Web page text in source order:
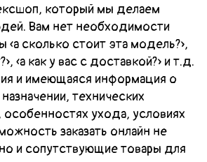
который мы делаем
Вам нет необходимости
«а сколько стоит эта модель?»,
«а как у вас с доставкой?» и т.д.
и имеющаяся информация о
технических
особенностях ухода, условиях
заказать онлайн не
и сопутствующие товары для